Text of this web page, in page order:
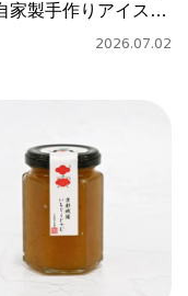
家製手作りアイスキ
2026.07.02